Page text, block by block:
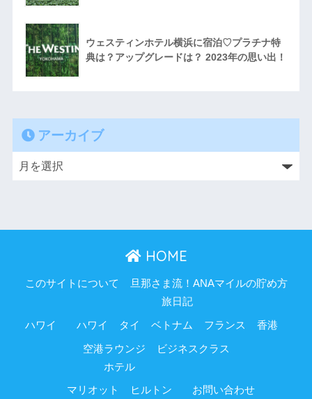
ウェスティンホテル横浜に宿泊♡プラチナ特
典は？アップグレードは？ 2023年の思い出！
アーカイブ
HOME
このサイトについて 旦那さま流！ANAマイルの貯め方
ハワイ
旅日記
ハワイ タイ ベトナム フランス 香港
空港ラウンジ
ビジネスクラス
ホテル
マリオット ヒルトン お問い合わせ